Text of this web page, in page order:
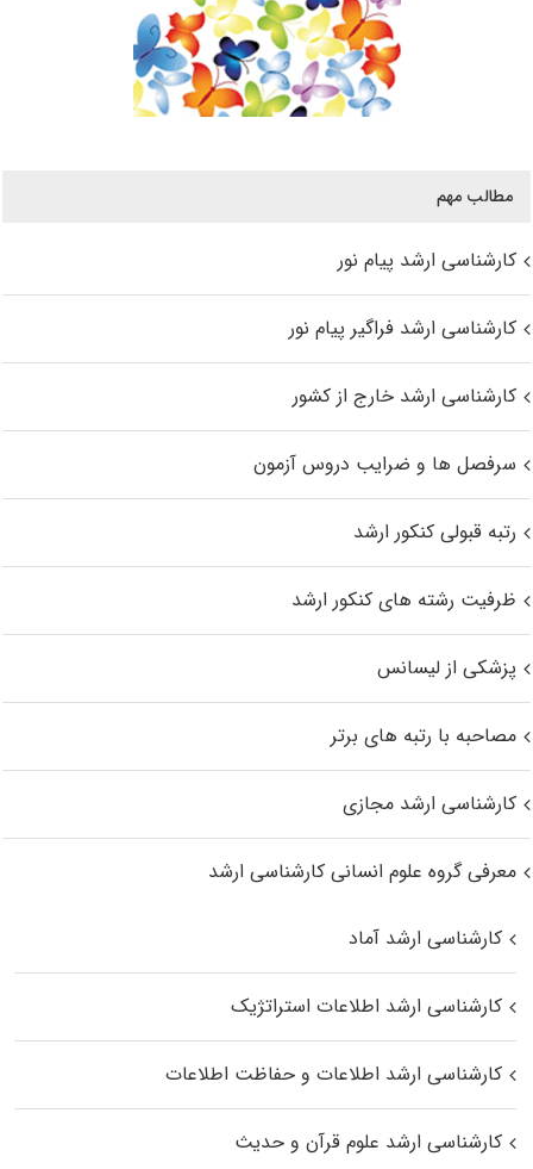
مطالب مهم
کارشناسی ارشد پیام نور
کارشناسی ارشد فراگیر پیام نور
کارشناسی ارشد خارج از کشور
سرفصل ها و ضرایب دروس آزمون
رتبه قبولی کنکور ارشد
ظرفیت رشته های کنکور ارشد
پزشکی از لیسانس
مصاحبه با رتبه های برتر
کارشناسی ارشد مجازی
معرفی گروه علوم انسانی کارشناسی ارشد
کارشناسی ارشد آماد
کارشناسی ارشد اطلاعات استراتژیک
کارشناسی ارشد اطلاعات و حفاظت اطلاعات
کارشناسی ارشد علوم قرآن و حدیث